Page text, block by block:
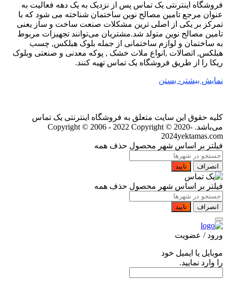
فروشگاه اینترنتی یک تماس پس از نزدیک به یک دهه فعالیت به
عنوان مرجع تامین مصالح نوین ساختمان شناخته می شود که با
تمرکز بر یکی از اصلی ترین مشکلات صنعت ساخت و ساز یعنی
تامین مصالح نوین متولد شد.مشتریان می‌توانند تجهیزات مربوط
به ساختمان و لوازم ساختمانی از جمله بلوک هبلکس, چسب
هبلکس, اتصالات ,انواع ملات خشک , پوکه معدنی و صنعتی وبلوک
ریکا را از طریق فروشگاه یک تماس تهیه کنند.
نمایش بیشتر - بستن
کلیه حقوق این سایت متعلق به فروشگاه اینترنتی یک تماس
می‌باشد. Copyright © 2006 - 2022 Copyright © 2020-
2024yektamas.com
فیلتر بر اساس شهر محصول حذف همه
انصراف تایید
فیلتر بر اساس شهر محصول حذف همه
انصراف تایید
ورود / عضویت
موبایل یا ایمیل خود
را وارد نمایید.